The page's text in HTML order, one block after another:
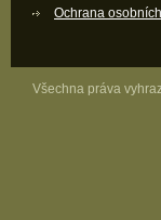
Ochrana
Všechna práva